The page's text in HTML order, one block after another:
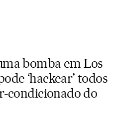
bomba em Los
‘hackear’ todos
condicionado do